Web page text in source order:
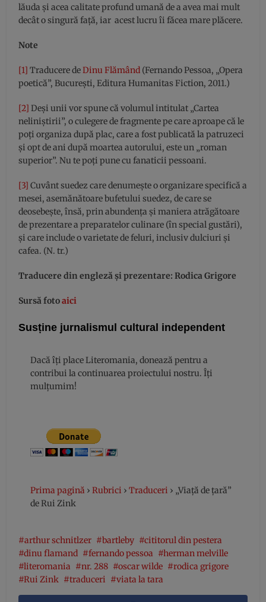
lăuda și acea calitate profund umană de a avea mai mult
decât o singură față, iar acest lucru îi făcea mare plăcere.
Note
[1] Traducere deDinu Flămând (Fernando Pessoa, „Opera
poetică”, București, Editura Humanitas Fiction, 2011.)
[2] Deși unii vor spune că volumul intitulat „Cartea
neliniștirii”, o culegere de fragmente pe care aproape că le
poți organiza după plac, care a fost publicată la patruzeci
și opt de ani după moartea autorului, este un „roman
superior”. Nu te poți pune cu fanaticii pessoani.
[3] Cuvânt suedez care denumește o organizare specifică a
mesei, asemănătoare bufetului suedez, de care se
deosebește, însă, prin abundența și maniera atrăgătoare
de prezentare a preparatelor culinare (în special gustări),
și care include o varietate de feluri, inclusiv dulciuri și
cafea. (N. tr.)
Traducere din engleză și prezentare: Rodica Grigore
Sursă fotoaici
Susține jurnalismul cultural independent
Dacă îți place Literomania, donează pentru a
contribui la continuarea proiectului nostru. Îți
mulțumim!
Prima pagină › Rubrici › Traduceri › „Viață de țară”
de Rui Zink
arthur schnitlzer bartleby
cititorul din pestera
dinu flamand
fernando pessoa
herman melville
literomania
nr. 288 oscar wilde
rodica grigore
Rui Zink
traduceri viata la tara